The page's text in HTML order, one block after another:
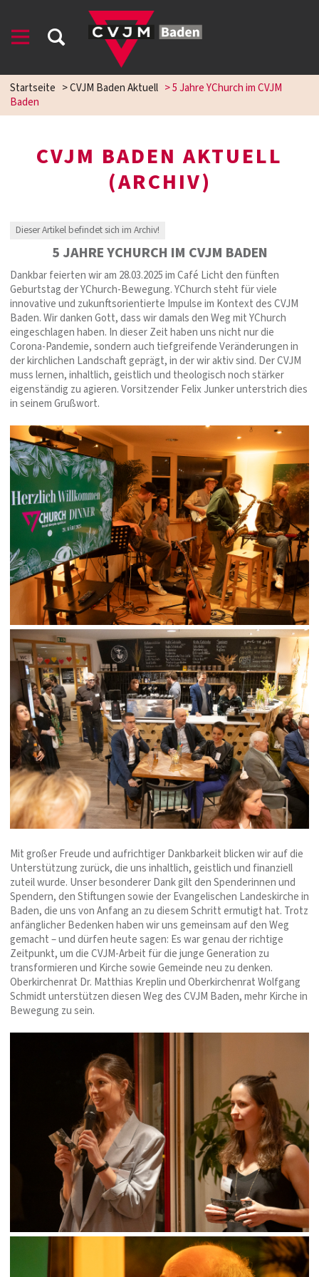
Startseite >CVJM Baden Aktuell >5 Jahre YChurch im CVJM
Baden
CVJM BADEN AKTUELL
(ARCHIV)
Dieser Artikel befindet sich im Archiv!
5 JAHRE YCHURCH IM CVJM BADEN
Dankbar feierten wir am 28.03.2025 im Café Licht den fünften
Geburtstag der YChurch-Bewegung. YChurch steht für viele
innovative und zukunftsorientierte Impulse im Kontext des CVJM
Baden. Wir danken Gott, dass wir damals den Weg mit YChurch
eingeschlagen haben. In dieser Zeit haben uns nicht nur die
Corona-Pandemie, sondern auch tiefgreifende Veränderungen in
der kirchlichen Landschaft geprägt, in der wir aktiv sind. Der CVJM
muss lernen, inhaltlich, geistlich und theologisch noch stärker
eigenständig zu agieren. Vorsitzender Felix Junker unterstrich dies
in seinem Grußwort.
Mit großer Freude und aufrichtiger Dankbarkeit blicken wir auf die
Unterstützung zurück, die uns inhaltlich, geistlich und finanziell
zuteil wurde. Unser besonderer Dank gilt den Spenderinnen und
Spendern, den Stiftungen sowie der Evangelischen Landeskirche in
Baden, die uns von Anfang an zu diesem Schritt ermutigt hat. Trotz
anfänglicher Bedenken haben wir uns gemeinsam auf den Weg
gemacht – und dürfen heute sagen: Es war genau der richtige
Zeitpunkt, um die CVJM-Arbeit für die junge Generation zu
transformieren und Kirche sowie Gemeinde neu zu denken.
Oberkirchenrat Dr. Matthias Kreplin und Oberkirchenrat Wolfgang
Schmidt unterstützen diesen Weg des CVJM Baden, mehr Kirche in
Bewegung zu sein.